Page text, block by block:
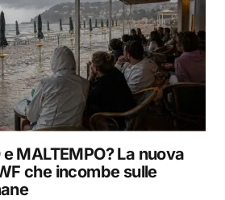
MALTEMPO? La nuova
che incombe sulle